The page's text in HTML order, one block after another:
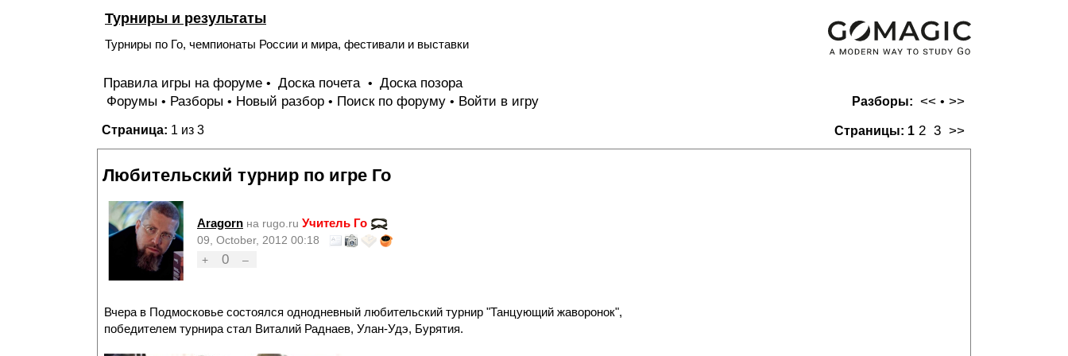
Турниры и результаты
Турниры по Го, чемпионаты России и мира, фестивали и выставки
Правила игры на форуме • Доска почета • Доска позора
Разборы: << • >>
Форумы • Разборы • Новый разбор • Поиск по форуму • Войти в игру
Страницы: 1 2 3 >>
Страница: 1 из 3
Любительский турнир по игре Го
Aragorn на rugo.ru Учитель Го
09, October, 2012 00:18
+
0 –
Вчера в Подмосковье состоялся однодневный любительский турнир "Танцующий жаворонок",
победителем турнира стал Виталий Раднаев, Улан-Удэ, Бурятия.